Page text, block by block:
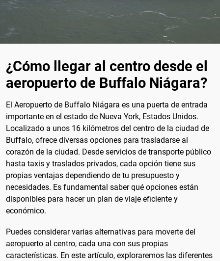
¿Cómo llegar al centro desde el
aeropuerto de Buffalo Niágara?
El Aeropuerto de Buffalo Niágara es una puerta de entrada
importante en el estado de Nueva York, Estados Unidos.
Localizado a unos 16 kilómetros del centro de la ciudad de
Buffalo, ofrece diversas opciones para trasladarse al
corazón de la ciudad. Desde servicios de transporte público
hasta taxis y traslados privados, cada opción tiene sus
propias ventajas dependiendo de tu presupuesto y
necesidades. Es fundamental saber qué opciones están
disponibles para hacer un plan de viaje eficiente y
económico.
Puedes considerar varias alternativas para moverte del
aeropuerto al centro, cada una con sus propias
características. En este artículo, exploraremos las diferentes